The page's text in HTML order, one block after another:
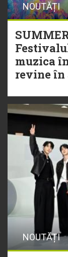
NOUTĂȚI
muzica
revine în
NOUTĂȚI